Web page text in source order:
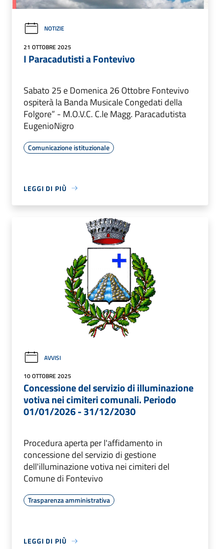
NOTIZIE
21 OTTOBRE 2025
I Paracadutisti a Fontevivo
Sabato 25 e Domenica 26 Ottobre Fontevivo
ospiterà la Banda Musicale Congedati della
Folgore” - M.O.V.C. C.le Magg. Paracadutista
EugenioNigro
Comunicazione istituzionale
LEGGI DI PIÙ
AVVISI
10 OTTOBRE 2025
Concessione del servizio di illuminazione
votiva nei cimiteri comunali. Periodo
01/01/2026 - 31/12/2030
Procedura aperta per l'affidamento in
concessione del servizio di gestione
dell'illuminazione votiva nei cimiteri del
Comune di Fontevivo
Trasparenza amministrativa
LEGGI DI PIÙ